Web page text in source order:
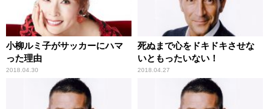
小柳ルミ子がサッカーにハマ
った理由
2018.04.30
死ぬまで心をドキドキさせな
いともったいない！
2018.04.27